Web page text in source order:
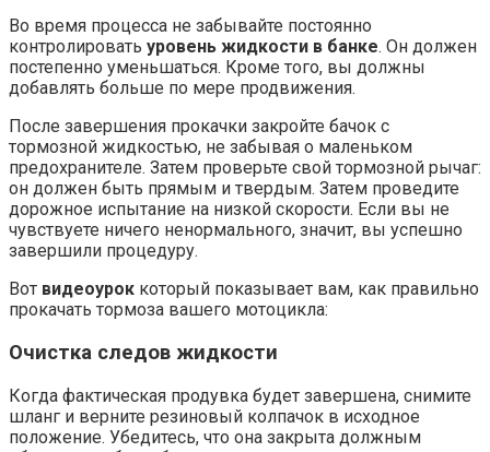
Во время процесса не забывайте постоянно
контролировать уровень жидкости в банке. Он должен
постепенно уменьшаться. Кроме того, вы должны
добавлять больше по мере продвижения.
После завершения прокачки закройте бачок с
тормозной жидкостью, не забывая о маленьком
предохранителе. Затем проверьте свой тормозной рычаг:
он должен быть прямым и твердым. Затем проведите
дорожное испытание на низкой скорости. Если вы не
чувствуете ничего ненормального, значит, вы успешно
завершили процедуру.
Вот видеоурок который показывает вам, как правильно
прокачать тормоза вашего мотоцикла:
Очистка следов жидкости
Когда фактическая продувка будет завершена, снимите
шланг и верните резиновый колпачок в исходное
положение. Убедитесь, что она закрыта должным